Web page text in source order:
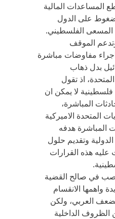
المساعدات المالية
على الدول
الفلسطيني.
الموقف
اجراء مفاوضات مباشرة
بدل ذهاب
اذ تقول
لا يمكن ان
المباشرة،
المتحدة الاميركية
المباشرة هدفه
وتقديم حلول
هذه القرارات
في صالح القضية
واهمها الانقسام
العربي، ولكن
الداخلية